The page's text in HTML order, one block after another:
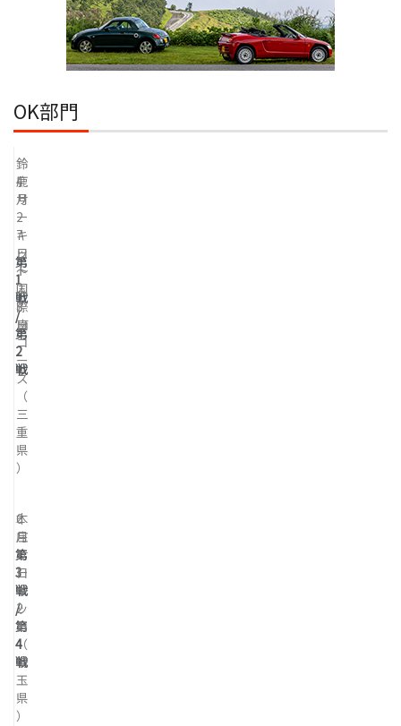
OK部門
第
1
戦
/
第
2
戦
4
月
2
7
日
～
2
8
日
鈴
鹿
サ
ー
キ
ッ
ト
国
際
南
コ
ー
ス
（
三
重
県
）
第
3
戦
/
第
4
戦
6
月
1
日
～
2
日
本
庄
サ
ー
キ
ッ
ト
（
埼
玉
県
）